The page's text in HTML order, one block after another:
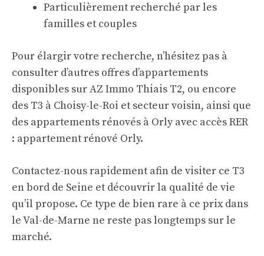
Particulièrement recherché par les
familles et couples
Pour élargir votre recherche, n’hésitez pas à
consulter d’autres offres d’appartements
disponibles surAZ Immo Thiais T2, ou encore
des T3 à Choisy-le-Roi et secteur voisin, ainsi que
des appartements rénovés à Orly avec accès RER
: appartement rénové Orly.
Contactez-nous rapidement afin de visiter ce T3
en bord de Seine et découvrir la qualité de vie
qu’il propose. Ce type de bien rare à ce prix dans
le Val-de-Marne ne reste pas longtemps sur le
marché.